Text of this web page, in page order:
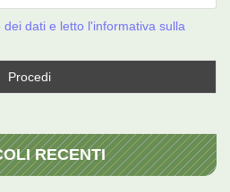
dati e letto l'informativa sulla
RECENTI